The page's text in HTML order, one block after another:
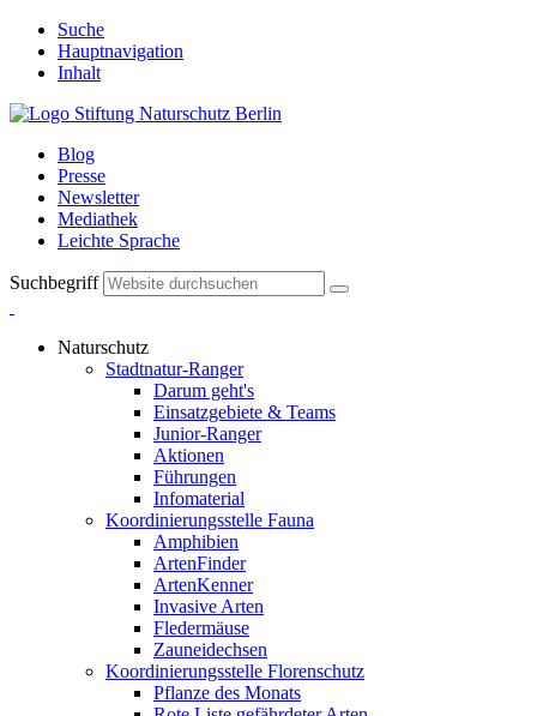
Suche
Hauptnavigation
Inhalt
Blog
Presse
Newsletter
Mediathek
Leichte Sprache
Suchbegriff
Naturschutz
Stadtnatur-Ranger
Darum geht's
Einsatzgebiete & Teams
Junior-Ranger
Aktionen
Führungen
Infomaterial
Koordinierungsstelle Fauna
Amphibien
ArtenFinder
ArtenKenner
Invasive Arten
Fledermäuse
Zauneidechsen
Koordinierungsstelle Florenschutz
Pflanze des Monats